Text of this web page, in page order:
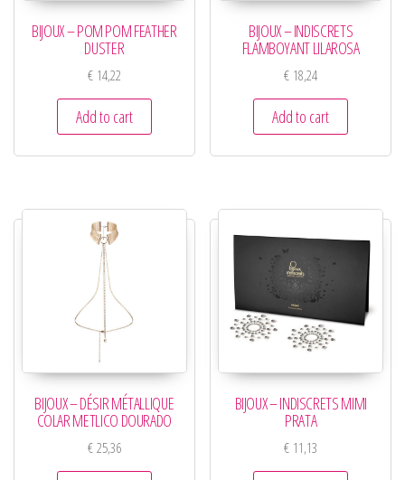
BIJOUX – POM POM FEATHER
DUSTER
€14,22
Add to cart
BIJOUX – INDISCRETS
FLAMBOYANT LILAROSA
€ 18,24
Add to cart
BIJOUX – DÉSIR MÉTALLIQUE
COLAR METLICO DOURADO
€25,36
BIJOUX – INDISCRETS MIMI
PRATA
€ 11,13